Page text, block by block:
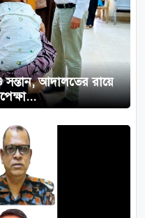
আদালতের রায়ে